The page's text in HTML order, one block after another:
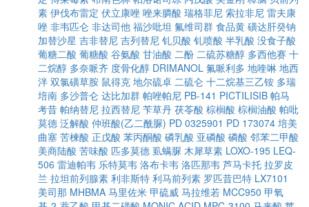
素 伊伐布雷定 伏立康唑 唑来膦酸 瑞格菲尼 索拉非尼 雷夫康
唑 非韦匹仑 非达司他 福沙吡坦 氟维司群 食品黄 磺达肝癸钠
加替沙星 吉非替尼 吉列替尼 钆贝酸 钆喷酸 半乳酸 没食子酸
葡糖二酸 葡糖酸 谷氨酸 甘油酸 二酚 二硫苏糖醇 多西他赛 十
二烷醇 多奈哌齐 度骨化醇 DRIMANOL 氟哌利多 地喹啉 地西
泮 双氯磺草胺 鼠得克 地尔硫卓 二硫仑 十二烷基三乙铵 多瑞
培南 多沙普仑 达比加群 帕唑帕尼 PB-141 PICTILISIB 帕马
考昔 帕纳替尼 拉西替尼 苄草丹 茯苓酸 棕榈酸 棕榈油酸 帕吡
莫德 泛解酸 仲班酸(乙二酰脲) PD 0325901 PD 173074 培美
曲塞 苦楝酸 正戊酸 苯丙酮酸 磷乳酸 亚磷酸 磷酸 邻苯二甲酸
美商陆酸 苦味酸 匹多莫德 虱螨脲 木犀草素 LOXO-195 LEQ-
506 雷迪帕韦 乐特莫韦 洛布卡韦 洛匹那韦 芦马卡托 拉罗皮
兰 拉坦前列腺素 利非斯特 利马前列素 罗匹昔巴特 LX7101
美司那 MHBMA 马里佐米 甲硫威 马拉维若 MCC950 甲氧